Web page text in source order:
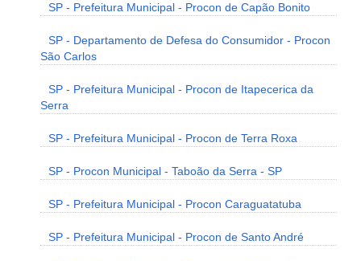
SP - Prefeitura Municipal - Procon de Capão Bonito
SP - Departamento de Defesa do Consumidor - Procon
São Carlos
SP - Prefeitura Municipal - Procon de Itapecerica da
Serra
SP - Prefeitura Municipal - Procon de Terra Roxa
SP - Procon Municipal - Taboão da Serra - SP
SP - Prefeitura Municipal - Procon Caraguatatuba
SP - Prefeitura Municipal - Procon de Santo André